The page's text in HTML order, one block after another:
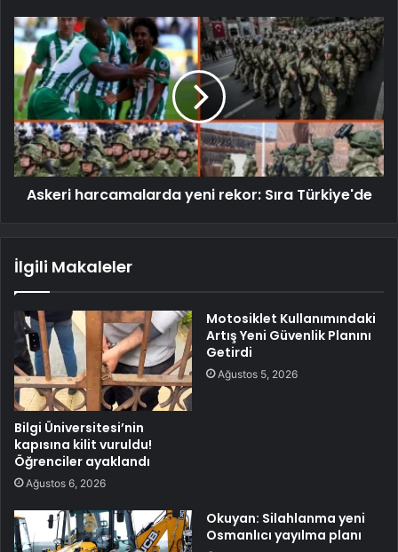
Askeri harcamalarda yeni rekor: Sıra Türkiye'de
İlgili Makaleler
Bilgi Üniversitesi’nin
kapısına kilit vuruldu!
Öğrenciler ayaklandı
Ağustos 6, 2026
Motosiklet Kullanımındaki
Artış Yeni Güvenlik Planını
Getirdi
Ağustos 5, 2026
Okuyan: Silahlanma yeni
Osmanlıcı yayılma planı